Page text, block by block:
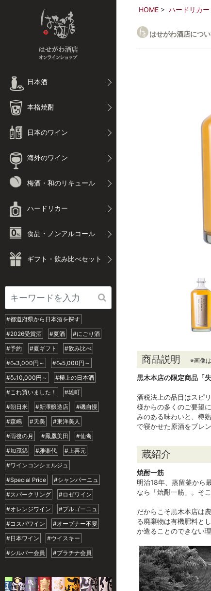
日本酒
本格焼酎
日本のワイン
海外のワイン
梅酒・和のリキュール
ハードリカー
食品・ノンアルコール
ギフト・飲み比べセット
#都道府県から日本酒を探す
#2026受賞酒
#夏酒
#にごり酒
#予約
#夏ギフト
#飲み比べ
#🍶3,000円～
#🍶5,000円～
#🍶10,000円～
#極上の日本酒
#これ買いました！
#雄町
#朝日米
#新澤醸造店
#磯自慢
#森嶋
#天美
#東洋美人
#雨後の月
#鳳凰美田
#仙禽
#加茂錦
#雅楽代
#上喜元
#ワインコンシェルジュ
#Special Price
#シャンパーニュ
#スパークリング
#ロゼワイン
#オレンジワイン
#ブルゴーニュ
#コスパワイン
#オープナー不要
#日本ワイン
#ウイスキー
#シルバー会員
#プラチナ会員
HOME ハードリカー
はせがわ酒店につ
商品説明 ※画像
黒木本店の限定商品「
酒税法上の品目はスピ
様からの多くのご要望
みのある味わいと、樽
で寝かせた原酒をブレ
蔵紹介
焼酎一筋
明治18年、蒸留釜から
なら「焼酎一筋」。そ
だからこそ黒木本店は
る廃棄物は有機肥料と
か造ることのできない